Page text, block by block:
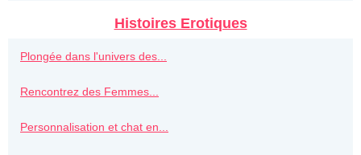
Histoires Erotiques
Plongée dans l'univers des...
Rencontrez des Femmes...
Personnalisation et chat en...